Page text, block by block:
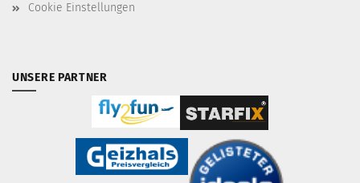
Cookie Einstellungen
UNSERE PARTNER